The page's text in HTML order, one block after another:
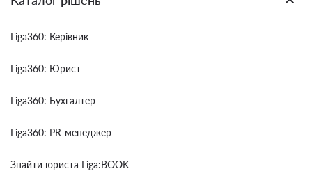
Liga360: Керівник
Liga360: Юрист
Liga360: Бухгалтер
Liga360: PR-менеджер
Знайти юриста Liga:BOOK